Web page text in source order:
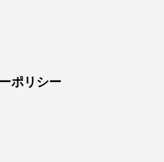
ポリシー